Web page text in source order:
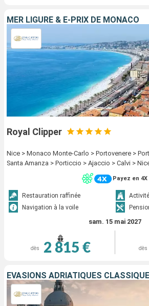
MER LIGURE & E-PRIX DE MONACO
Royal Clipper
Nice > Monaco Monte-Carlo > Portovenere >
Santa Amanza > Porticcio > Ajaccio > Calvi >
Payez en 4X
Restauration raffinée
Navigation à la voile
sam. 15 mai 2027
dès 2 815 € dès
ÉVASIONS ADRIATIQUES